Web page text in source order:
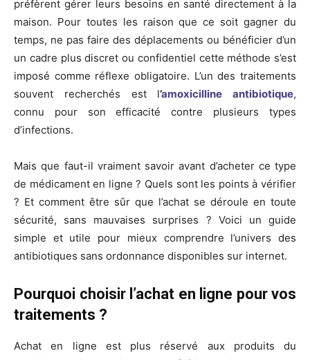
préfèrent gérer leurs besoins en santé directement à la
maison. Pour toutes les raison que ce soit gagner du
temps, ne pas faire des déplacements ou bénéficier d’un
un cadre plus discret ou confidentiel cette méthode s’est
imposé comme réflexe obligatoire. L’un des traitements
souvent recherchés est l’amoxicilline antibiotique,
connu pour son efficacité contre plusieurs types
d’infections.
Mais que faut-il vraiment savoir avant d’acheter ce type
de médicament en ligne ? Quels sont les points à vérifier
? Et comment être sûr que l’achat se déroule en toute
sécurité, sans mauvaises surprises ? Voici un guide
simple et utile pour mieux comprendre l’univers des
antibiotiques sans ordonnance disponibles sur internet.
Pourquoi choisir l’achat en ligne pour vos
traitements ?
Achat en ligne est plus réservé aux produits du